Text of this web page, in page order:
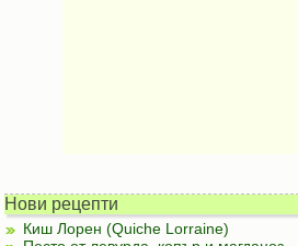
Нови рецепти
Киш Лорен (Quiche Lorraine)